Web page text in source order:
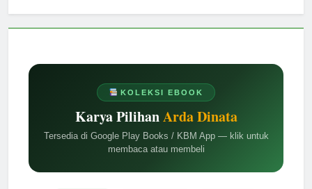
KOLEKSI EBOOK
Karya PilihanArda Dinata
Tersedia di Google Play Books / KBM App — klik untuk
membaca atau membeli